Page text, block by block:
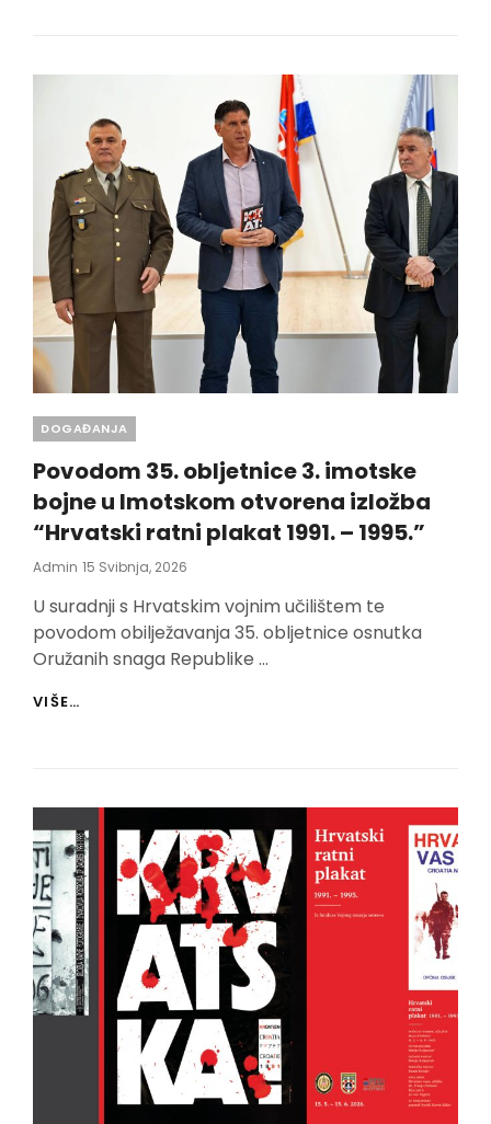
Categories
DOGAĐANJA
Povodom 35. obljetnice 3. imotske
bojne u Imotskom otvorena izložba
“Hrvatski ratni plakat 1991. – 1995.”
Admin Posted
15 Svibnja, 2026
U suradnji s Hrvatskim vojnim učilištem te
povodom obilježavanja 35. obljetnice osnutka
Oružanih snaga Republike …
VIŠE…
IMOTSKOM
OTVORENA
IZLOŽBA
“HRVATSKI
RATNI
PLAKAT
1991.
–
1995.”